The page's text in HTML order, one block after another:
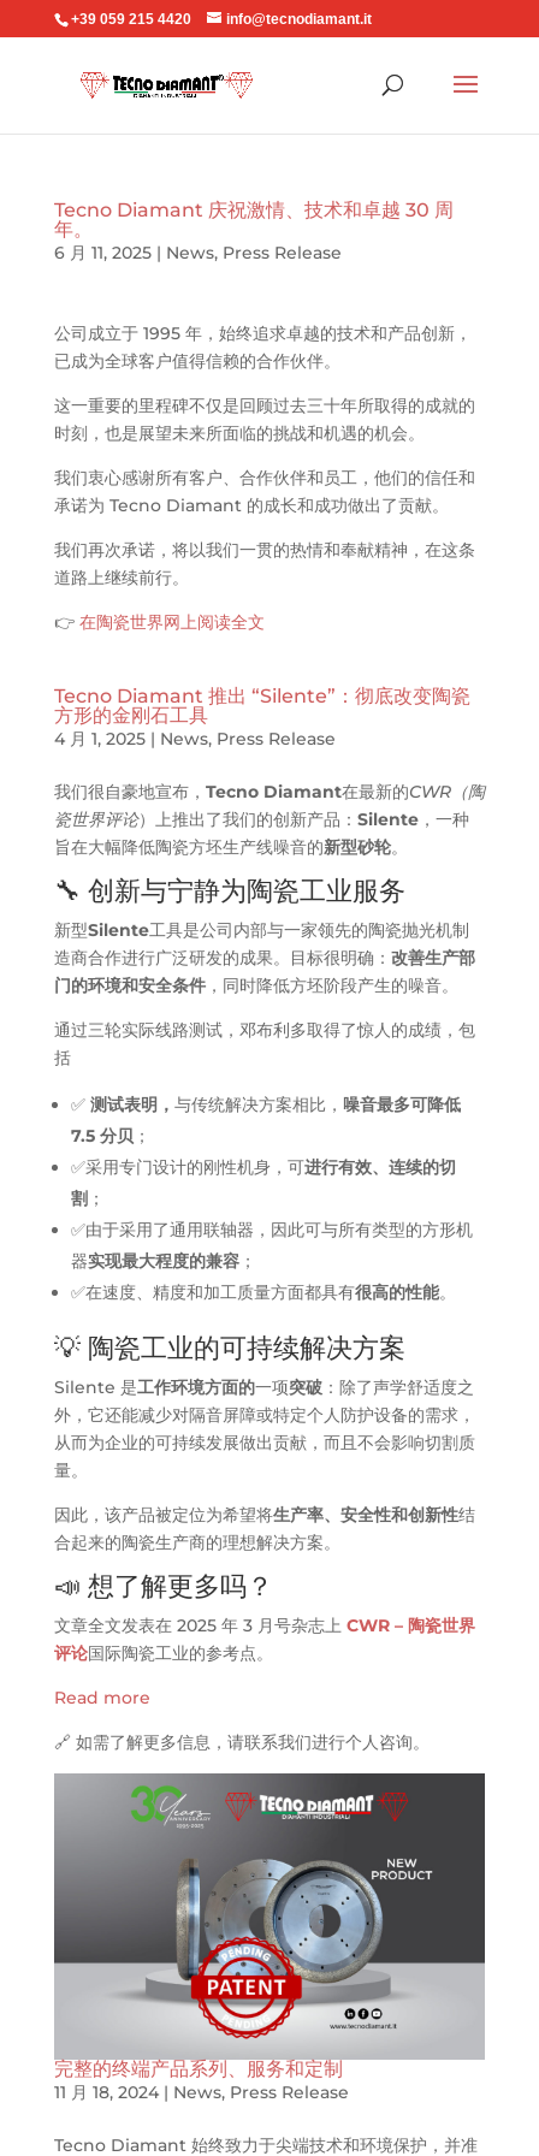
+39 059 215 4420 info@tecnodiamant.it
Tecno Diamant 庆祝激情、技术和卓越 30 周
年。
6 月 11, 2025| News, Press Release
公司成立于 1995 年，始终追求卓越的技术和产品创新，
已成为全球客户值得信赖的合作伙伴。
这一重要的里程碑不仅是回顾过去三十年所取得的成就的
时刻，也是展望未来所面临的挑战和机遇的机会。
我们衷心感谢所有客户、合作伙伴和员工，他们的信任和
承诺为 Tecno Diamant 的成长和成功做出了贡献。
我们再次承诺，将以我们一贯的热情和奉献精神，在这条
道路上继续前行。
👉 在陶瓷世界网上阅读全文
Tecno Diamant 推出 “Silente”：彻底改变陶瓷
方形的金刚石工具
4 月 1, 2025| News, Press Release
我们很自豪地宣布， Tecno Diamant在最新的CWR（陶
瓷世界评论）上推出了我们的创新产品： Silente，一种
旨在大幅降低陶瓷方坯生产线噪音的新型砂轮。
🔧 创新与宁静为陶瓷工业服务
新型Silente工具是公司内部与一家领先的陶瓷抛光机制
造商合作进行广泛研发的成果。目标很明确： 改善生产部
门的环境和安全条件，同时降低方坯阶段产生的噪音。
通过三轮实际线路测试，邓布利多取得了惊人的成绩，包
括
✅ 测试表明， 与传统解决方案相比， 噪音最多可降低
7.5 分贝 ；
✅采用专门设计的刚性机身，可进行有效、连续的切
割；
✅由于采用了通用联轴器，因此可与所有类型的方形机
器实现最大程度的兼容；
✅在速度、精度和加工质量方面都具有很高的性能。
💡 陶瓷工业的可持续解决方案
Silente 是工作环境方面的一项突破：除了声学舒适度之
外，它还能减少对隔音屏障或特定个人防护设备的需求，
从而为企业的可持续发展做出贡献，而且不会影响切割质
量。
因此，该产品被定位为希望将生产率、安全性和创新性结
合起来的陶瓷生产商的理想解决方案。
📣 想了解更多吗？
文章全文发表在 2025 年 3 月号杂志上 CWR – 陶瓷世界
评论国际陶瓷工业的参考点。
Read more
🔗 如需了解更多信息，请联系我们进行个人咨询。
完整的终端产品系列、服务和定制
11 月 18, 2024| News, Press Release
Tecno Diamant 始终致力于尖端技术和环境保护，并准